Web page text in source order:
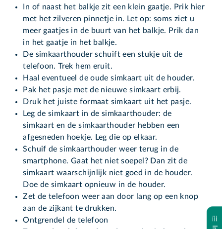
In of naast het balkje zit een klein gaatje. Prik hier
met het zilveren pinnetje in. Let op: soms ziet u
meer gaatjes in de buurt van het balkje. Prik dan
in het gaatje in het balkje.
De simkaarthouder schuift een stukje uit de
telefoon. Trek hem eruit.
Haal eventueel de oude simkaart uit de houder.
Pak het pasje met de nieuwe simkaart erbij.
Druk het juiste formaat simkaart uit het pasje.
Leg de simkaart in de simkaarthouder: de
simkaart en de simkaarthouder hebben een
afgesneden hoekje. Leg die op elkaar.
Schuif de simkaarthouder weer terug in de
smartphone. Gaat het niet soepel? Dan zit de
simkaart waarschijnlijk niet goed in de houder.
Doe de simkaart opnieuw in de houder.
Zet de telefoon weer aan door lang op een knop
aan de zijkant te drukken.
Ontgrendel de telefoon